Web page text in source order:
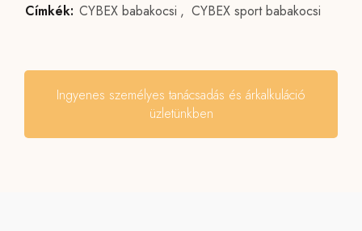
Címkék: CYBEX babakocsi , CYBEX sport babakocsi
Ingyenes személyes tanácsadás és árkalkuláció
üzletünkben